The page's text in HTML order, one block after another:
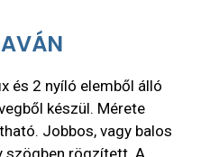
és 2 nyíló elemből álló
készül. Mérete
Jobbos, vagy balos